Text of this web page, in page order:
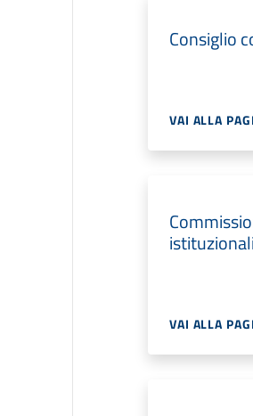
Consiglio
VAI ALLA
istituzionali
VAI ALLA